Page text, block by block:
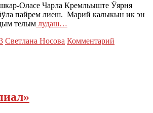
Оласе Чарла Кремльыште Ӱярня
пайрем лиеш. Марий калыкын ик эн
телым лудаш…
Светлана Носова Комментарий